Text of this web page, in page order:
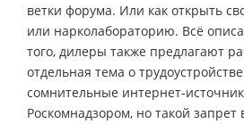
ветки форума. Или как открыть
или нарколабораторию. Всё
того, дилеры также предлагают
отдельная тема о
сомнительные интернет-
Роскомнадзором, но такой